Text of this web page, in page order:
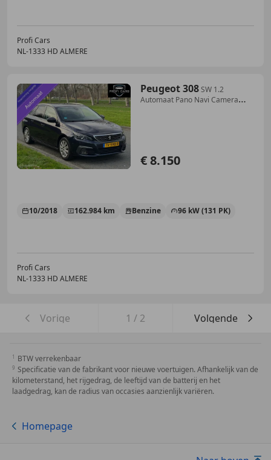
Profi Cars
NL-1333 HD ALMERE
Peugeot 308SW 1.2
Automaat Pano Navi Camera
€ 8.150
10/2018 162.984 km Benzine 96 kW (131 PK)
Profi Cars
NL-1333 HD ALMERE
Vorige 1 / 2 Volgende
BTW verrekenbaar
Specificatie van de fabrikant voor nieuwe voertuigen. Afhankelijk van de
kilometerstand, het rijgedrag, de leeftijd van de batterij en het
laadgedrag, kan de radius van occasies aanzienlijk variëren.
Homepage